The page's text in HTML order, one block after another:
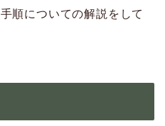
順についての解説をして